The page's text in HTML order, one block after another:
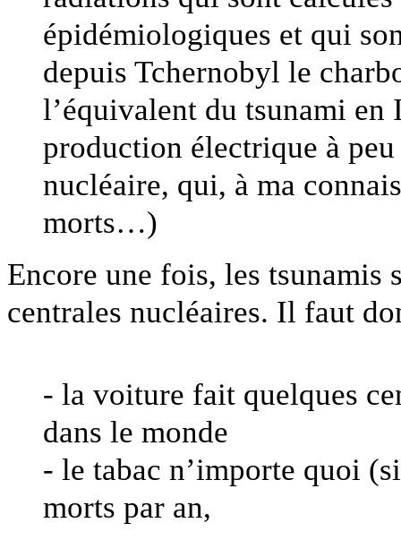
épidémiologiques et qui
depuis Tchernobyl le
l’équivalent du tsunami en
production électrique à
nucléaire, qui, à ma
morts…)
Encore une fois, les tsunamis
centrales nucléaires. Il faut
- la voiture fait quelques
dans le monde
- le tabac n’importe quoi
morts par an,